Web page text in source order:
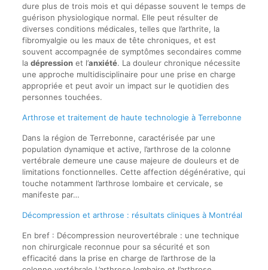
dure plus de trois mois et qui dépasse souvent le temps de
guérison physiologique normal. Elle peut résulter de
diverses conditions médicales, telles que l’arthrite, la
fibromyalgie ou les maux de tête chroniques, et est
souvent accompagnée de symptômes secondaires comme
la dépressionet l’anxiété. La douleur chronique nécessite
une approche multidisciplinaire pour une prise en charge
appropriée et peut avoir un impact sur le quotidien des
personnes touchées.
Arthrose et traitement de haute technologie à Terrebonne
Dans la région de Terrebonne, caractérisée par une
population dynamique et active, l’arthrose de la colonne
vertébrale demeure une cause majeure de douleurs et de
limitations fonctionnelles. Cette affection dégénérative, qui
touche notamment l’arthrose lombaire et cervicale, se
manifeste par…
Décompression et arthrose : résultats cliniques à Montréal
En bref : Décompression neurovertébrale : une technique
non chirurgicale reconnue pour sa sécurité et son
efficacité dans la prise en charge de l’arthrose de la